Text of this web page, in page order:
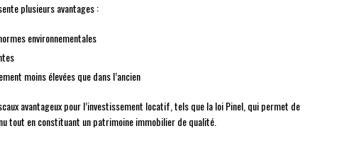
plusieurs avantages :
environnementales
moins élevées que dans l’ancien
avantageux pour l’investissement locatif, tels que la loi Pinel, qui permet de
tout en constituant un patrimoine immobilier de qualité.